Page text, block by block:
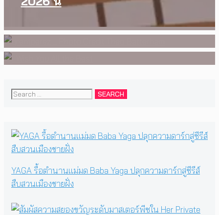
คอนเสิร์ตต่อหน้าคนนับหมื่น
งานการกำกับภาพยนตร์เรื่องแรก
ของ Tommy Dorfman
Search
YAGA รื้อตำนานแม่มด Baba Yaga ปลุกความดาร์กสู่ซีรีส์
สืบสวนเมืองชายฝั่ง